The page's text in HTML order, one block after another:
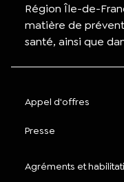
Région Île-de-
matière de
santé, ainsi que
Appel d'offres
Presse
Agréments et